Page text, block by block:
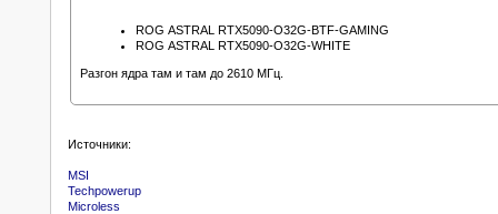
ROG ASTRAL RTX5090-O32G-BTF-GAMING
ROG ASTRAL RTX5090-O32G-WHITE
Разгон ядра там и там до 2610 МГц.
Источники:
MSI
Techpowerup
Microless